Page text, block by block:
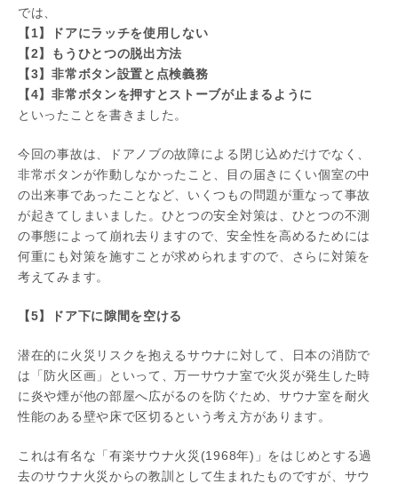
では、
【1】ドアにラッチを使用しない
【2】もうひとつの脱出方法
【3】非常ボタン設置と点検義務
【4】非常ボタンを押すとストーブが止まるように
といったことを書きました。
今回の事故は、ドアノブの故障による閉じ込めだけでなく、
非常ボタンが作動しなかったこと、目の届きにくい個室の中
の出来事であったことなど、いくつもの問題が重なって事故
が起きてしまいました。ひとつの安全対策は、ひとつの不測
の事態によって崩れ去りますので、安全性を高めるためには
何重にも対策を施すことが求められますので、さらに対策を
考えてみます。
【5】ドア下に隙間を空ける
潜在的に火災リスクを抱えるサウナに対して、日本の消防で
は「防火区画」といって、万一サウナ室で火災が発生した時
に炎や煙が他の部屋へ広がるのを防ぐため、サウナ室を耐火
性能のある壁や床で区切るという考え方があります。
これは有名な「有楽サウナ火災(1968年)」をはじめとする過
去のサウナ火災からの教訓として生まれたものですが、サウ